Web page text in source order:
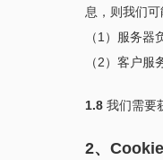
息，则我们
（1）服务
（2）客户服
1.8我们需要
2、